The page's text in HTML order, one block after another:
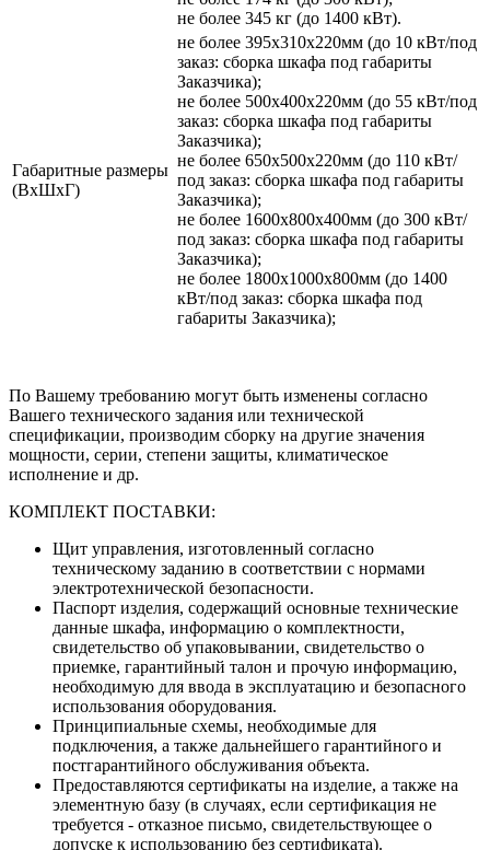
не более 345 кг (до 1400 кВт).
Габаритные размеры
(ВхШхГ)
не более 395х310х220мм (до 10 кВт/под
заказ: сборка шкафа под габариты
Заказчика);
не более 500х400х220мм (до 55 кВт/под
заказ: сборка шкафа под габариты
Заказчика);
не более 650х500х220мм (до 110 кВт/
под заказ: сборка шкафа под габариты
Заказчика);
не более 1600х800х400мм (до 300 кВт/
под заказ: сборка шкафа под габариты
Заказчика);
не более 1800х1000х800мм (до 1400
кВт/под заказ: сборка шкафа под
габариты Заказчика);
По Вашему требованию могут быть изменены согласно
Вашего технического задания или технической
спецификации, производим сборку на другие значения
мощности, серии, степени защиты, климатическое
исполнение и др.
КОМПЛЕКТ ПОСТАВКИ:
Щит управления, изготовленный согласно
техническому заданию в соответствии с нормами
электротехнической безопасности.
Паспорт изделия, содержащий основные технические
данные шкафа, информацию о комплектности,
свидетельство об упаковывании, свидетельство о
приемке, гарантийный талон и прочую информацию,
необходимую для ввода в эксплуатацию и безопасного
использования оборудования.
Принципиальные схемы, необходимые для
подключения, а также дальнейшего гарантийного и
постгарантийного обслуживания объекта.
Предоставляются сертификаты на изделие, а также на
элементную базу (в случаях, если сертификация не
требуется - отказное письмо, свидетельствующее о
допуске к использованию без сертификата).